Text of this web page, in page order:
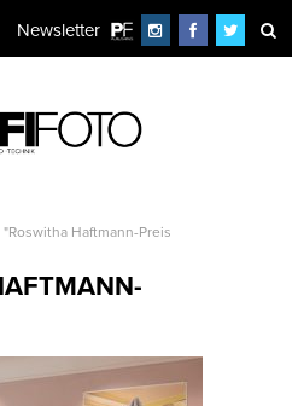
Newsletter
Haftmann-Preis